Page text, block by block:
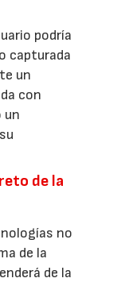
podría
capturada
un
con
un
de la
no
de la
de la